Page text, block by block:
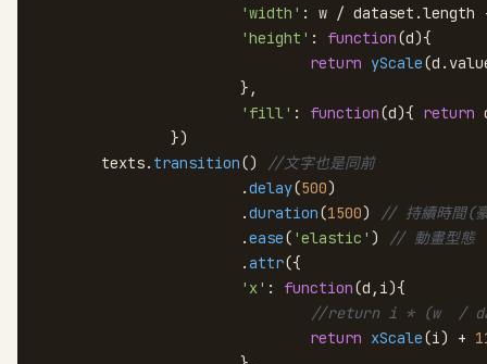
'width' : w / dataset.length
'height' : function(d){
return yScale(d.
			},
'fill' : function(d){ return
		})
texts. transition() //文字也是同前
			.
delay(500)
			.
duration(1500) // 持續時間(
			.
ease( 'elastic' ) // 動畫型態
			.
attr({
'x' : function(d,i){
//return i * (w  /
return xScale(i) +